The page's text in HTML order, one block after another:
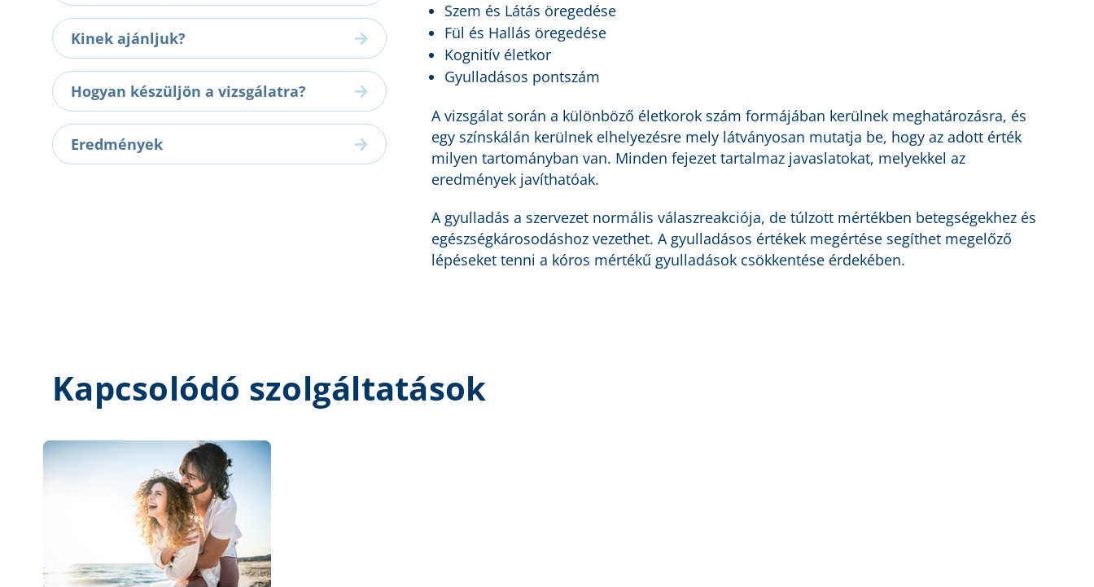
Kinek ajánljuk?
Hogyan készüljön a vizsgálatra?
Eredmények
Szem és Látás öregedése
Fül és Hallás öregedése
Kognitív életkor
Gyulladásos pontszám
A vizsgálat során a különböző életkorok szám formájában kerülnek meghatározásra, és
egy színskálán kerülnek elhelyezésre mely látványosan mutatja be, hogy az adott érték
milyen tartományban van. Minden fejezet tartalmaz javaslatokat, melyekkel az
eredmények javíthatóak.
A gyulladás a szervezet normális válaszreakciója, de túlzott mértékben betegségekhez és
egészségkárosodáshoz vezethet. A gyulladásos értékek megértése segíthet megelőző
lépéseket tenni a kóros mértékű gyulladások csökkentése érdekében.
Kapcsolódó szolgáltatások